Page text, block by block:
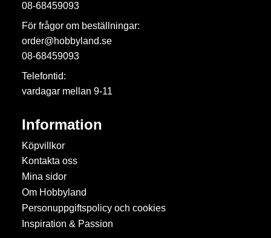
08-68459093
För frågor om beställningar:
order@hobbyland.se
08-68459093
Telefontid:
vardagar mellan 9-11
Information
Köpvillkor
Kontakta oss
Mina sidor
Om Hobbyland
Personuppgiftspolicy och cookies
Inspiration & Passion